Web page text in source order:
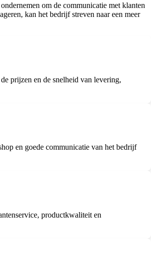
om de communicatie met klanten
kan het bedrijf streven naar een meer
prijzen en de snelheid van levering,
en goede communicatie van het bedrijf
productkwaliteit en